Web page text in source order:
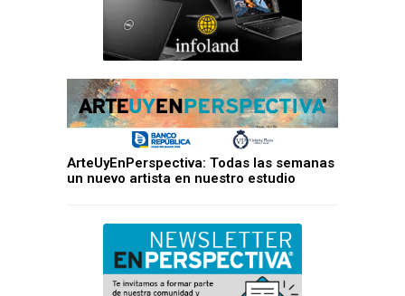
ArteUyEnPerspectiva: Todas las semanas
un nuevo artista en nuestro estudio